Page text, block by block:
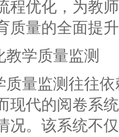
程优化，为教
质量的全面提
学质量监测
量监测往往依
现代的阅卷系
况。该系统不